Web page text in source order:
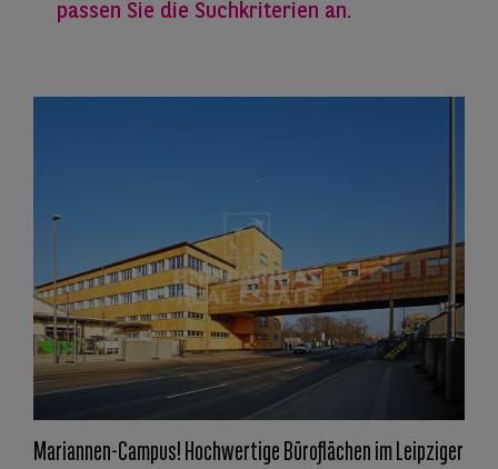
passen Sie die Suchkriterien an.
Mariannen-Campus! Hochwertige Büroflächen im Leipziger